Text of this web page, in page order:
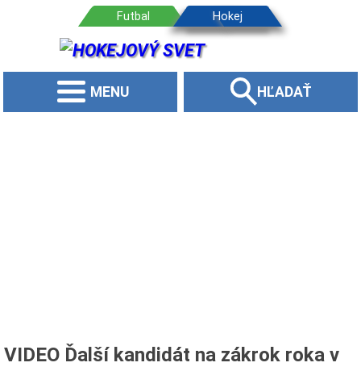
MENU HĽADAŤ
VIDEO Ďalší kandidát na zákrok roka v